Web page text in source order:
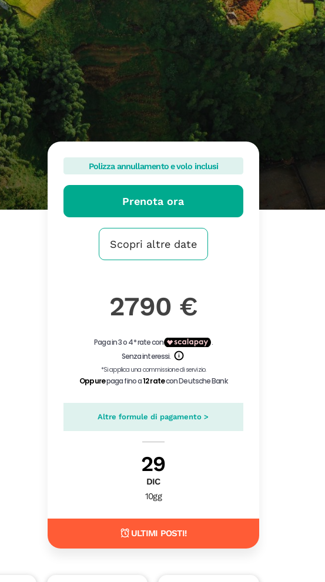
Polizza annullamento e volo inclusi
Prenota ora
Scopri altre date
2790 €
Altre formule di pagamento >
29
DIC
10gg
ULTIMI POSTI!